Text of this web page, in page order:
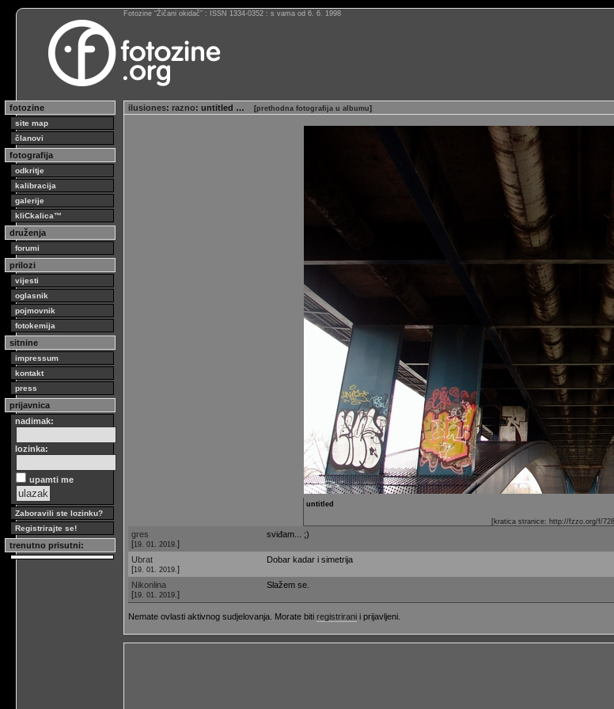
Fotozine “Žičani okidač” : ISSN 1334-0352 : s vama od 6. 6. 1998
fotozine
site map
članovi
fotografija
odkritje
kalibracija
galerije
kliCkalica™
druženja
forumi
prilozi
vijesti
oglasnik
pojmovnik
fotokemija
sitnine
impressum
kontakt
press
prijavnica
nadimak:
lozinka:
upamti me
Zaboravili ste lozinku?
Registrirajte se!
trenutno prisutni:
ilusiones: razno: untitled … [prethodna fotografija u albumu]
untitled
[kratica stranice: http://fzzo.org/f/
gres
[19. 01. 2019. ]
sviđam... ;)
Ubrat
[19. 01. 2019. ]
Dobar kadar i simetrija
Nikonlina
[19. 01. 2019. ]
Slažem se.
Nemate ovlasti aktivnog sudjelovanja. Morate biti registrirani i prijavljeni.